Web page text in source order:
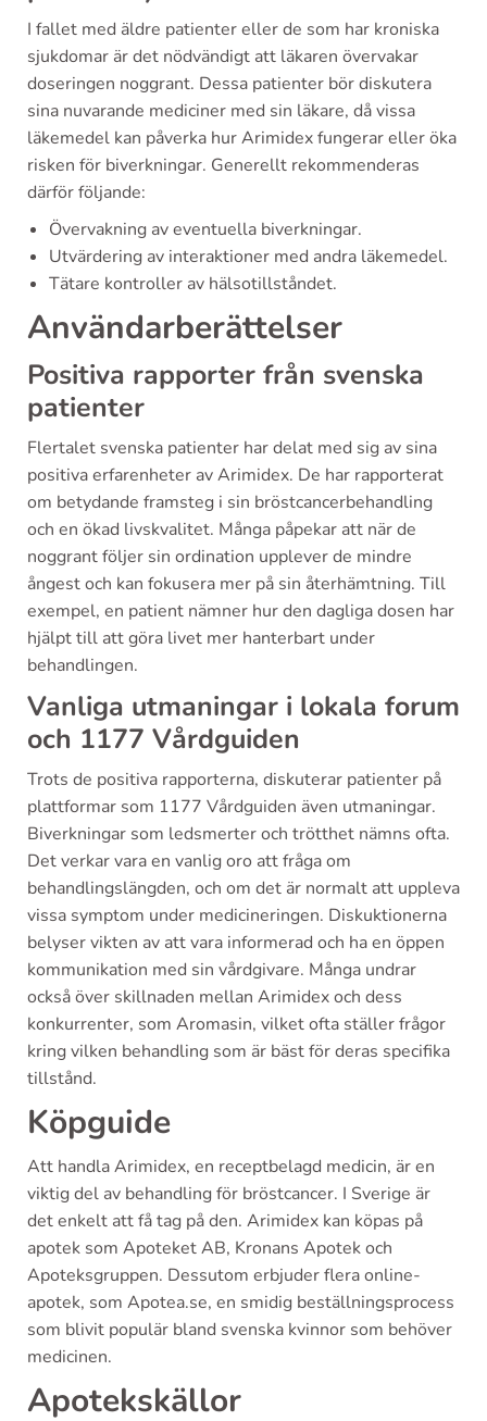
I fallet med äldre patienter eller de som har kroniska
sjukdomar är det nödvändigt att läkaren övervakar
doseringen noggrant. Dessa patienter bör diskutera
sina nuvarande mediciner med sin läkare, då vissa
läkemedel kan påverka hur Arimidex fungerar eller öka
risken för biverkningar. Generellt rekommenderas
därför följande:
Övervakning av eventuella biverkningar.
Utvärdering av interaktioner med andra läkemedel.
Tätare kontroller av hälsotillståndet.
Användarberättelser
Positiva rapporter från svenska
patienter
Flertalet svenska patienter har delat med sig av sina
positiva erfarenheter av Arimidex. De har rapporterat
om betydande framsteg i sin bröstcancerbehandling
och en ökad livskvalitet. Många påpekar att när de
noggrant följer sin ordination upplever de mindre
ångest och kan fokusera mer på sin återhämtning. Till
exempel, en patient nämner hur den dagliga dosen har
hjälpt till att göra livet mer hanterbart under
behandlingen.
Vanliga utmaningar i lokala forum
och 1177 Vårdguiden
Trots de positiva rapporterna, diskuterar patienter på
plattformar som 1177 Vårdguiden även utmaningar.
Biverkningar som ledsmerter och trötthet nämns ofta.
Det verkar vara en vanlig oro att fråga om
behandlingslängden, och om det är normalt att uppleva
vissa symptom under medicineringen. Diskuktionerna
belyser vikten av att vara informerad och ha en öppen
kommunikation med sin vårdgivare. Många undrar
också över skillnaden mellan Arimidex och dess
konkurrenter, som Aromasin, vilket ofta ställer frågor
kring vilken behandling som är bäst för deras specifika
tillstånd.
Köpguide
Att handla Arimidex, en receptbelagd medicin, är en
viktig del av behandling för bröstcancer. I Sverige är
det enkelt att få tag på den. Arimidex kan köpas på
apotek som Apoteket AB, Kronans Apotek och
Apoteksgruppen. Dessutom erbjuder flera online-
apotek, som Apotea.se, en smidig beställningsprocess
som blivit populär bland svenska kvinnor som behöver
medicinen.
Apotekskällor